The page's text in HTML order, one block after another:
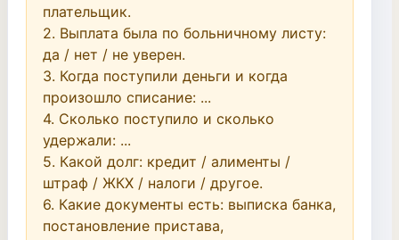
плательщик.
2. Выплата была по больничному листу:
да / нет / не уверен.
3. Когда поступили деньги и когда
произошло списание: ...
4. Сколько поступило и сколько
удержали: ...
5. Какой долг: кредит / алименты /
штраф / ЖКХ / налоги / другое.
6. Какие документы есть: выписка банка,
постановление пристава,